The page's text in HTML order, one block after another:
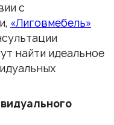
с
«Лиговмебель»
найти идеальное